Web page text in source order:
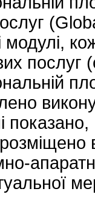
модулі,
послуг
показано,